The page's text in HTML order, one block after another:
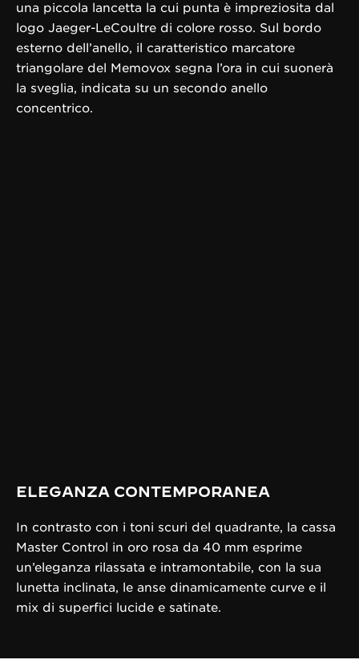
una piccola lancetta la cui punta è impreziosita dal
logo Jaeger-LeCoultre di colore rosso. Sul bordo
esterno dell’anello, il caratteristico marcatore
triangolare del Memovox segna l’ora in cui suonerà
la sveglia, indicata su un secondo anello
concentrico.
ELEGANZA CONTEMPORANEA
In contrasto con i toni scuri del quadrante, la cassa
Master Control in oro rosa da 40 mm esprime
un’eleganza rilassata e intramontabile, con la sua
lunetta inclinata, le anse dinamicamente curve e il
mix di superfici lucide e satinate.